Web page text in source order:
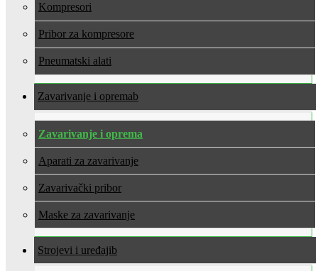
Kompresori
Pribor za kompresore
Pneumatski alati
Zavarivanje i oprema
Zavarivanje i oprema
Aparati za zavarivanje
Zavarivački pribor
Maske za zavarivanje
Strojevi i uređaji